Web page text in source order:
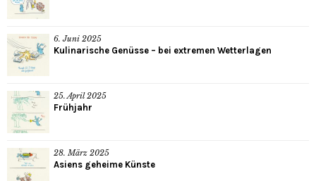
6. Juni 2025
Kulinarische Genüsse – bei extremen Wetterlagen
25. April 2025
Frühjahr
28. März 2025
Asiens geheime Künste